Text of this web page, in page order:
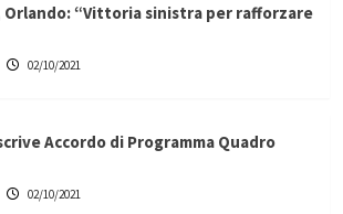
“Vittoria sinistra per rafforzare
02/10/2021
Accordo di Programma Quadro
02/10/2021